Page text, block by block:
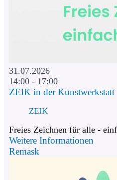
31.07.2026
14:00 - 17:00
ZEIK in der Kunstwerkstatt
ZEIK
Freies Zeichnen für alle -
Weitere Informationen
Remask